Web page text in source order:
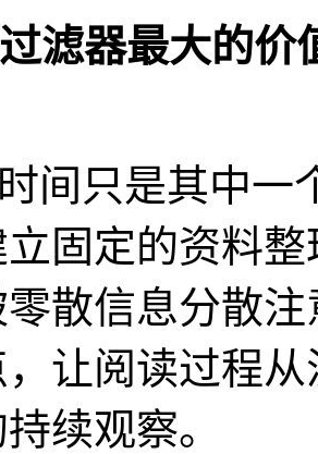
滤器最大的价
间只是其中一
固定的资料
散信息分散
让阅读过程
续观察。